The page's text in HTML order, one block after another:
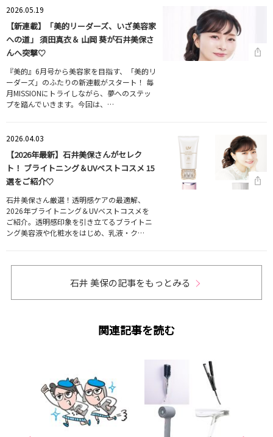
2026.05.19
【新連載】「美的リーダーズ、いざ美容家
への道」 須田真衣＆ 山岡 葵が石井美保さ
んへ突撃♡
『美的』6月号から美容家を目指す、「美的リ
ーダーズ」のふたりの新連載がスタート！ 毎
月MISSIONにトライしながら、夢へのステッ
プを踏んでいきます。今回は、…
2026.04.03
【2026年最新】石井美保さんがセレク
ト！ ブライトニング＆UVベストコスメ 15
選をご紹介♡
石井美保さん厳選！透明感ケアの最適解、
2026年ブライトニング＆UVベストコスメを
ご紹介。透明感印象を引き立てるブライトニ
ング美容液や化粧水をはじめ、乳液・ク…
石井 美保の記事をもっとみる
関連記事を読む